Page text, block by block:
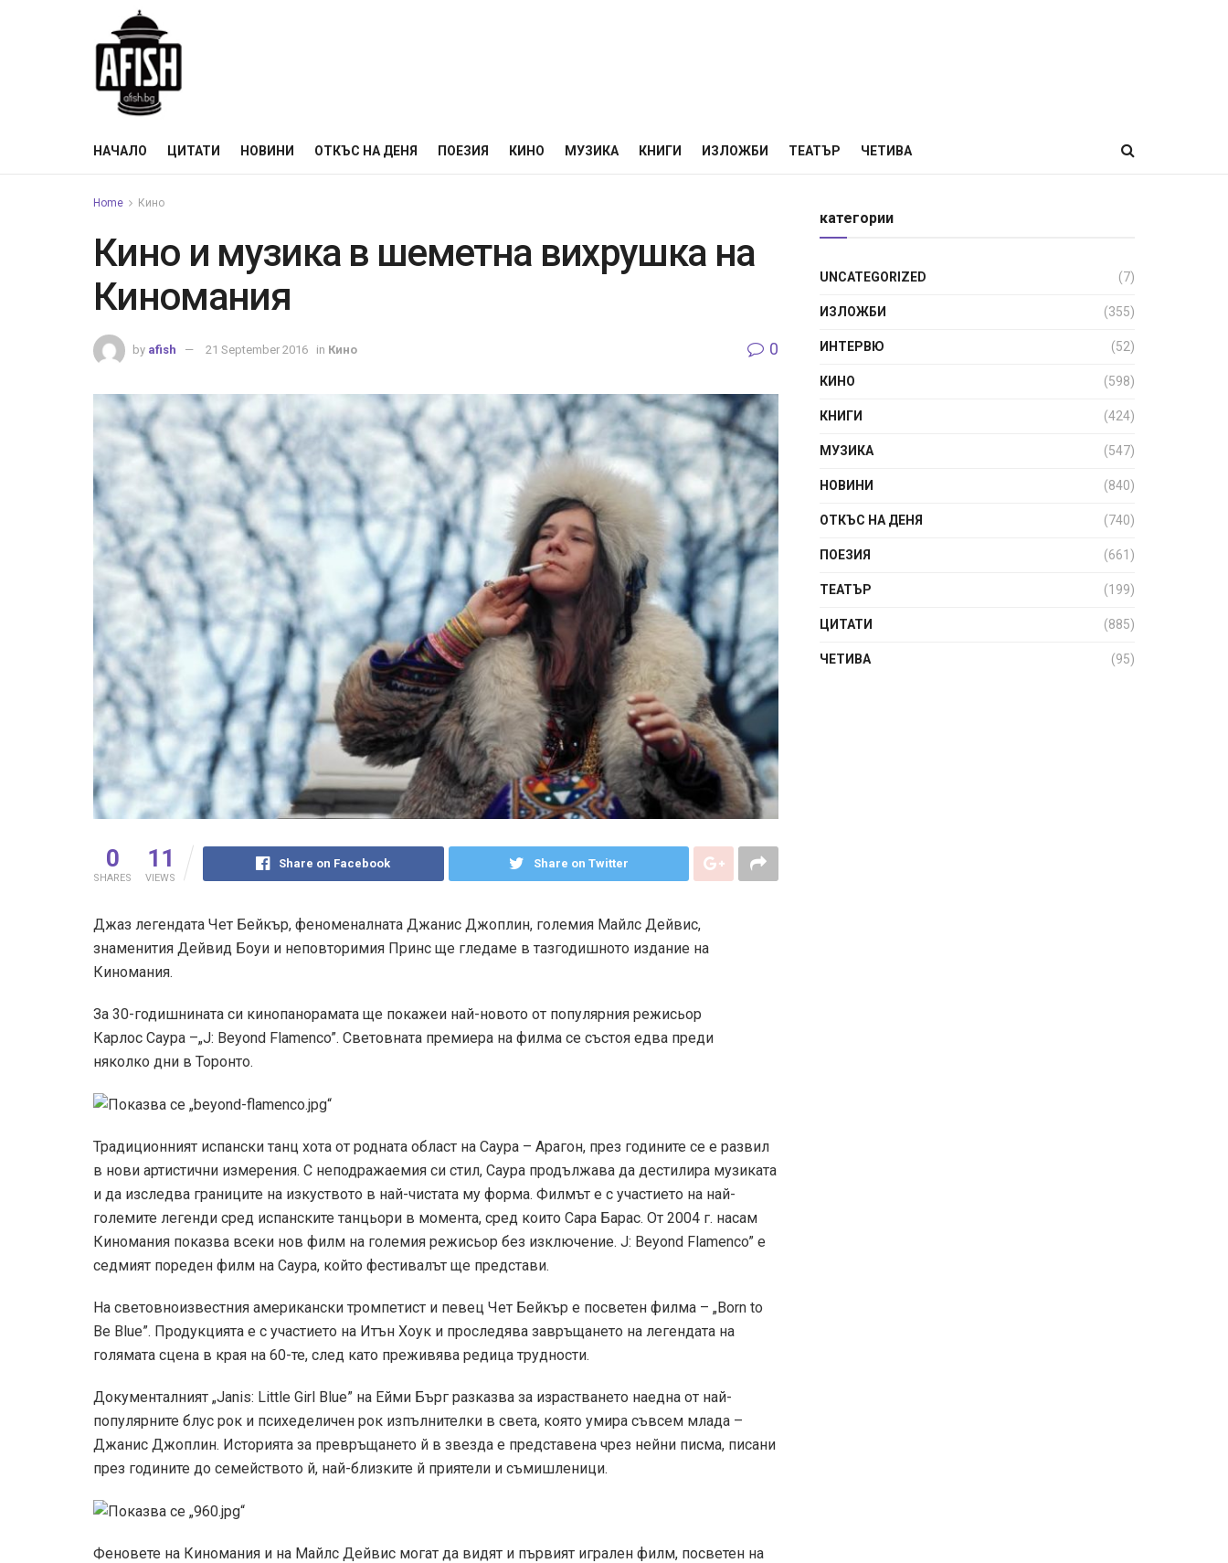
НАЧАЛО ЦИТАТИ НОВИНИ ОТКЪС НА ДЕНЯ ПОЕЗИЯ КИНО МУЗИКА КНИГИ ИЗЛОЖБИ ТЕАТЪР ЧЕТИВА
Home Кино
Кино и музика в шеметна вихрушка на
Киномания
by afish 21 September 2016 in Кино 0
0
SHARES
11
VIEWS
Share on Facebook Share on Twitter
Джаз легендата Чет Бейкър, феноменалната Джанис Джоплин, големия Майлс Дейвис,
знаменития Дейвид Боуи и неповторимия Принс ще гледаме в тазгодишното издание на
Киномания.
За 30-годишнината си кинопанорамата ще покажеи най-новото от популярния режисьор
Карлос Саура –„J: Beyond Flamenco”. Световната премиера на филма се състоя едва преди
няколко дни в Торонто.
Традиционният испански танц хота от родната област на Саура – Арагон, през годините се е развил
в нови артистични измерения. С неподражаемия си стил, Саура продължава да дестилира музиката
и да изследва границите на изкуството в най-чистата му форма. Филмът е с участието на най-
големите легенди сред испанските танцьори в момента, сред които Сара Барас. От 2004 г. насам
Киномания показва всеки нов филм на големия режисьор без изключение. J: Beyond Flamenco” е
седмият пореден филм на Саура, който фестивалът ще представи.
На световноизвестния американски тромпетист и певец Чет Бейкър е посветен филма – „Born to
Be Blue”. Продукцията е с участието на Итън Хоук и проследява завръщането на легендата на
голямата сцена в края на 60-те, след като преживява редица трудности.
Документалният „Janis: Little Girl Blue” на Ейми Бърг разказва за израстването наедна от най-
популярните блус рок и психеделичен рок изпълнителки в света, която умира съвсем млада –
Джанис Джоплин. Историята за превръщането й в звезда е представена чрез нейни писма, писани
през годините до семейството й, най-близките й приятели и съмишленици.
Феновете на Киномания и на Майлс Дейвис могат да видят и първият игрален филм, посветен на
категории
UNCATEGORIZED (7)
ИЗЛОЖБИ (355)
ИНТЕРВЮ (52)
КИНО (598)
КНИГИ (424)
МУЗИКА (547)
НОВИНИ (840)
ОТКЪС НА ДЕНЯ (740)
ПОЕЗИЯ (661)
ТЕАТЪР (199)
ЦИТАТИ (885)
ЧЕТИВА (95)